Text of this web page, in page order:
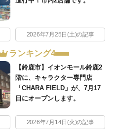
2026年7月25日(土)の記事
ランキング4
【鈴鹿市】イオンモール鈴鹿2
階に、キャラクター専門店
「CHARA FIELD」が、7月17
日にオープンします。
2026年7月14日(火)の記事